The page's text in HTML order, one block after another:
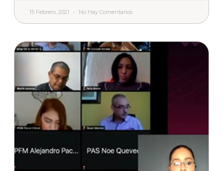
15 Febrero, 2021 No Hay Comentarios